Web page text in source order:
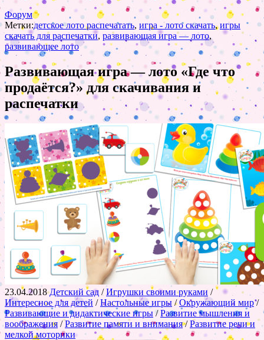
Форум
Метки:детское лото распечатать, игра - лото скачать,игры
скачать для распечатки, развивающая игра — лото,
развивающее лото
Развивающая игра — лото «Где что
продаётся?» для скачивания и
распечатки
23.04.2018Детский сад /Игрушки своими руками /
Интересное для детей /Настольные игры /Окружающий мир/
Развивающие и дидактические игры/Развитие мышления и
воображения /Развитие памяти и внимания/Развитие речи и
мелкой моторики